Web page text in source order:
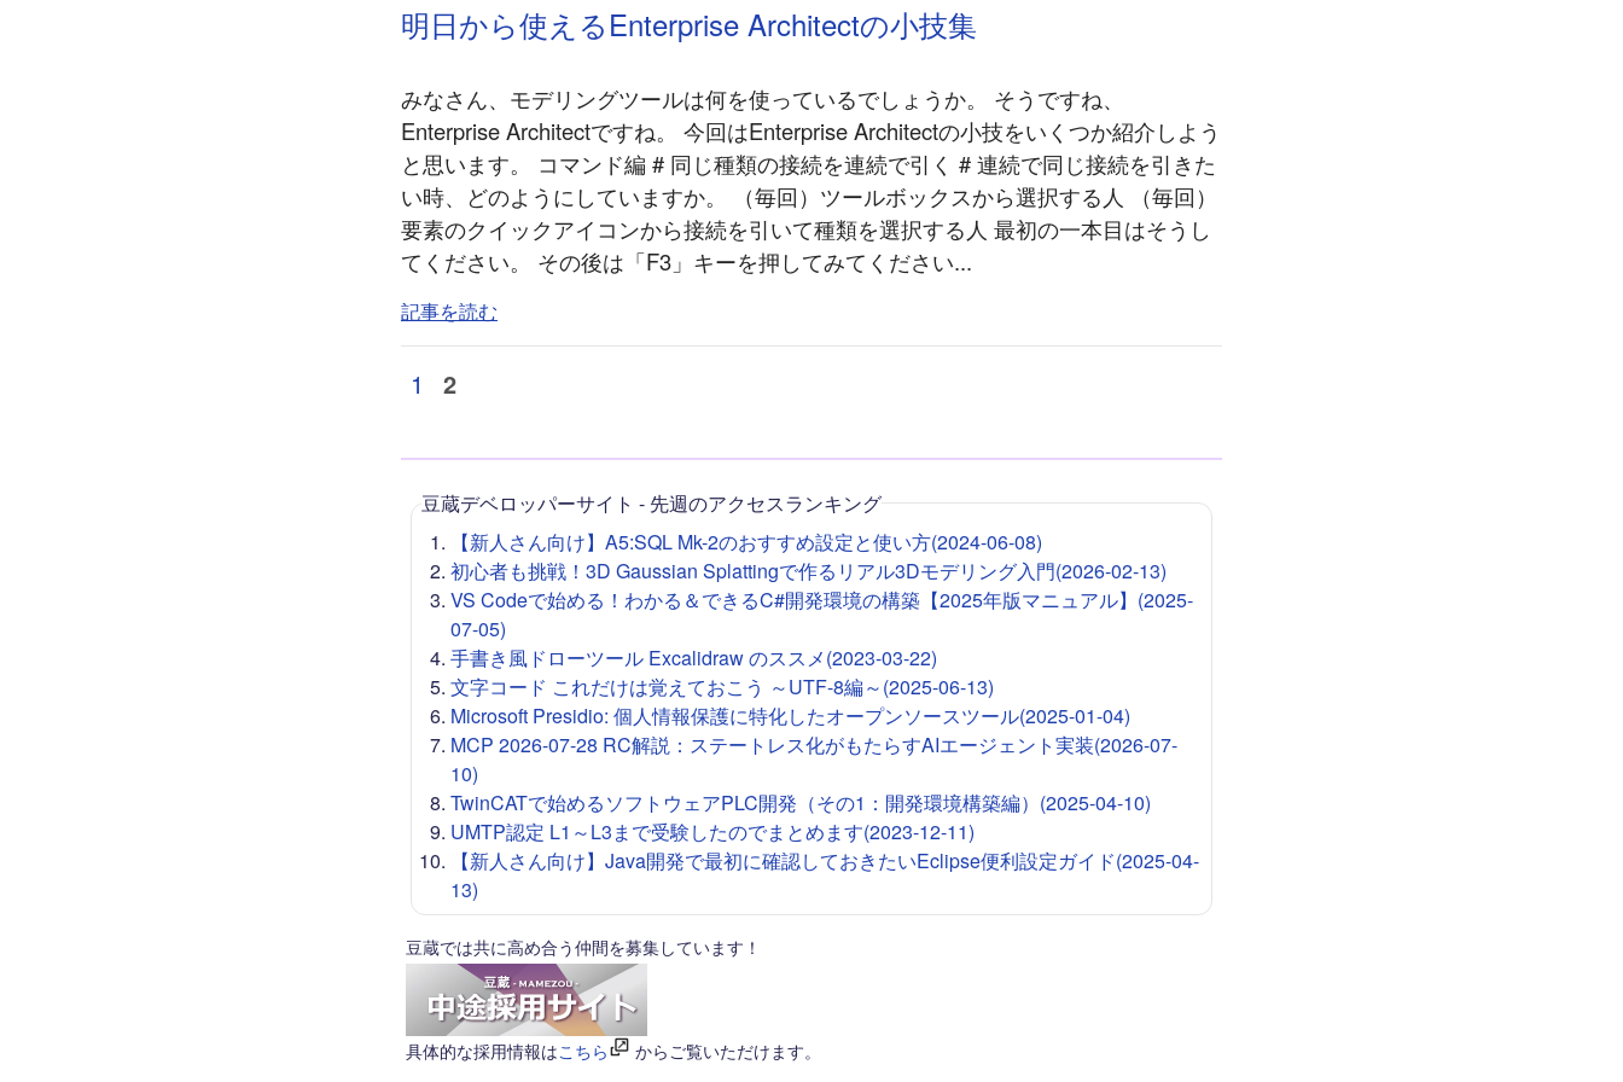
明日から使えるEnterprise Architectの小技集
みなさん、モデリングツールは何を使っているでしょうか。 そうですね、
Enterprise Architectですね。 今回はEnterprise Architectの小技をいくつか紹介しよう
と思います。 コマンド編 # 同じ種類の接続を連続で引く # 連続で同じ接続を引きた
い時、どのようにしていますか。 （毎回）ツールボックスから選択する人 （毎回）
要素のクイックアイコンから接続を引いて種類を選択する人 最初の一本目はそうし
てください。 その後は「F3」キーを押してみてください...
記事を読む
1 2
豆蔵デベロッパーサイト - 先週のアクセスランキング
【新人さん向け】A5:SQL Mk-2のおすすめ設定と使い方(2024-06-08)
初心者も挑戦！3D Gaussian Splattingで作るリアル3Dモデリング入門(2026-02-13)
VS Codeで始める！わかる＆できるC#開発環境の構築【2025年版マニュアル】(2025-
07-05)
手書き風ドローツール Excalidraw のススメ(2023-03-22)
文字コード これだけは覚えておこう ～UTF-8編～(2025-06-13)
Microsoft Presidio: 個人情報保護に特化したオープンソースツール(2025-01-04)
MCP 2026-07-28 RC解説：ステートレス化がもたらすAIエージェント実装(2026-07-
10)
TwinCATで始めるソフトウェアPLC開発（その1：開発環境構築編）(2025-04-10)
UMTP認定 L1～L3まで受験したのでまとめます(2023-12-11)
【新人さん向け】Java開発で最初に確認しておきたいEclipse便利設定ガイド(2025-04-
13)
豆蔵では共に高め合う仲間を募集しています！
具体的な採用情報はこちら からご覧いただけます。